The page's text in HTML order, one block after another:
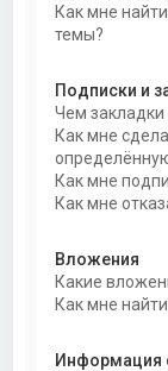
Как мне
темы?
Подписки и
Чем закладки
Как мне
Как мне
Как мне
Вложения
Какие
Как мне
Информация